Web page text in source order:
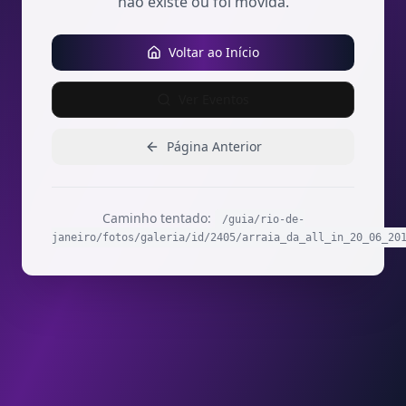
Voltar ao Início
Página Anterior
Caminho tentado:
/guia/rio-de-
janeiro/fotos/galeria/id/2405/